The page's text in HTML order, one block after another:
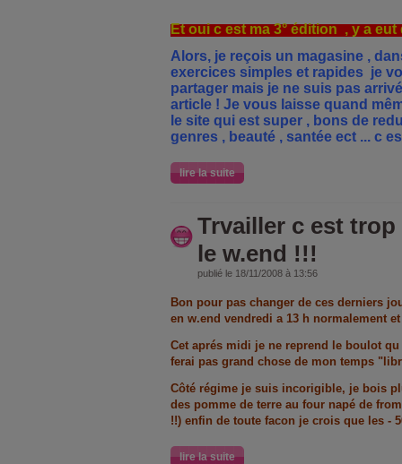
Et oui c est ma 3° édition, y a eut
Alors, je reçois un magasine ,
exercices simples et rapides je
partager mais je ne suis pas
article ! Je vous laisse quand
le site qui est super , bons de
genres , beauté , santée ect ... c
lire la suite
Trvailler c est
le w.end !!!
publié le 18/11/2008 à 13:56
Bon pour pas changer de ces derniers
en w.end vendredi a 13 h normalement
Cet aprés midi je ne reprend le boulot qu
ferai pas grand chose de mon temps
Côté régime je suis incorigible, je bois
des pomme de terre au four napé de
!!) enfin de toute facon je crois que les -
lire la suite